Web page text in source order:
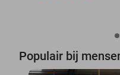
Populair bij